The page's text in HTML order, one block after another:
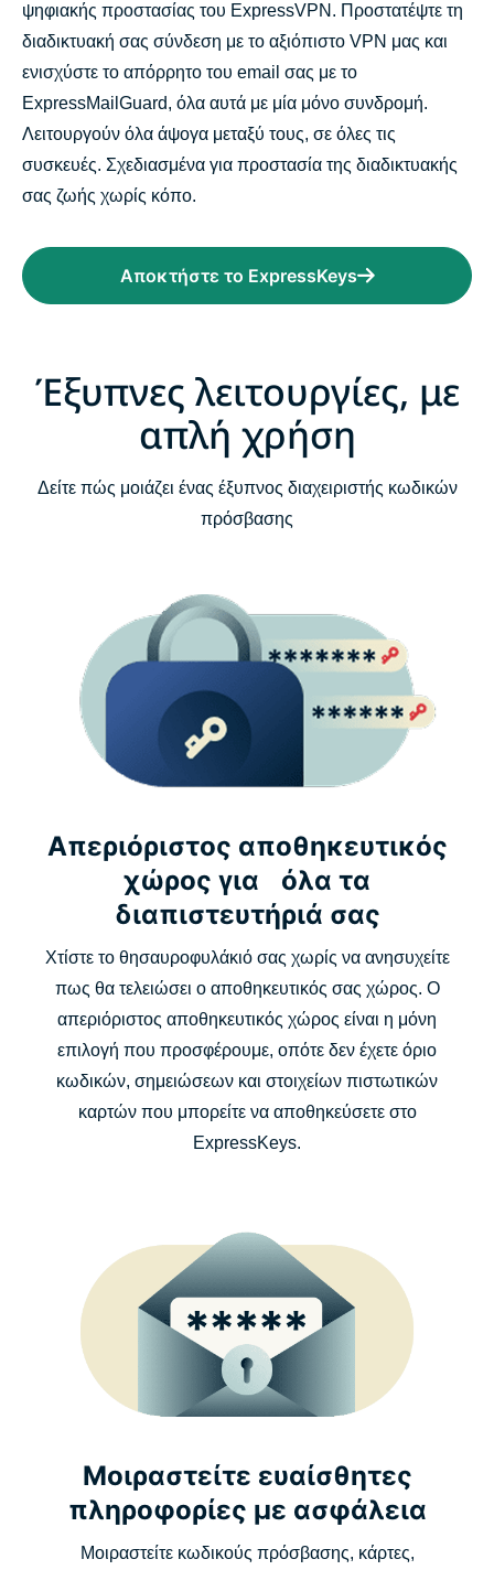
ψηφιακής προστασίας του ExpressVPN. Προστατέψτε τη
διαδικτυακή σας σύνδεση με το αξιόπιστο VPN μας και
ενισχύστε το απόρρητο του email σας με το
ExpressMailGuard, όλα αυτά με μία μόνο συνδρομή.
Λειτουργούν όλα άψογα μεταξύ τους, σε όλες τις
συσκευές. Σχεδιασμένα για προστασία της διαδικτυακής
σας ζωής χωρίς κόπο.
Αποκτήστε το ExpressKeys
Έξυπνες λειτουργίες, με
απλή χρήση
Δείτε πώς μοιάζει ένας έξυπνος διαχειριστής κωδικών
πρόσβασης
Απεριόριστος αποθηκευτικός
χώρος για όλα τα
διαπιστευτήριά σας
Χτίστε το θησαυροφυλάκιό σας χωρίς να ανησυχείτε
πως θα τελειώσει ο αποθηκευτικός σας χώρος. Ο
απεριόριστος αποθηκευτικός χώρος είναι η μόνη
επιλογή που προσφέρουμε, οπότε δεν έχετε όριο
κωδικών, σημειώσεων και στοιχείων πιστωτικών
καρτών που μπορείτε να αποθηκεύσετε στο
ExpressKeys.
Μοιραστείτε ευαίσθητες
πληροφορίες με ασφάλεια
Μοιραστείτε κωδικούς πρόσβασης, κάρτες,